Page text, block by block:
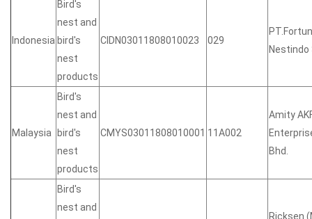
Indonesia
Bird's
nest and
bird's
nest
products
CIDN03011808010023 029
Nestindo
Malaysia
Bird's
nest and
bird's
nest
products
CMYS03011808010001 11A002
Amity
Bhd.
Bird's
nest and
Ricksen